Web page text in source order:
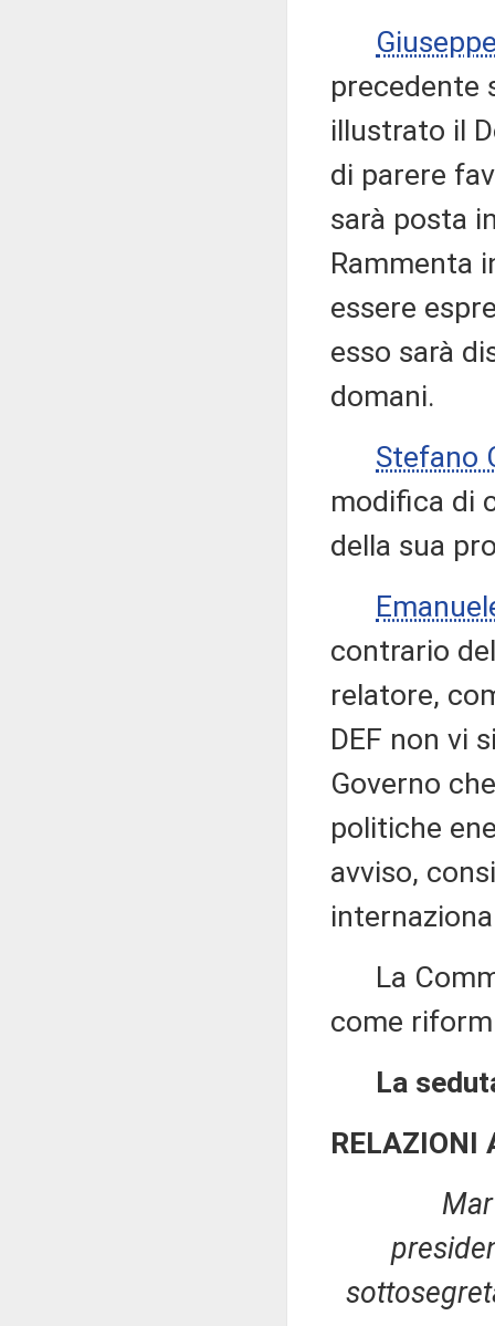
precedente
illustrato il
di parere
sarà posta
Rammenta
essere
esso sarà
domani.
Stefano
modifica di
della sua
contrario
relatore,
DEF non vi
Governo
politiche
avviso,
La
come
La
RELAZIONI